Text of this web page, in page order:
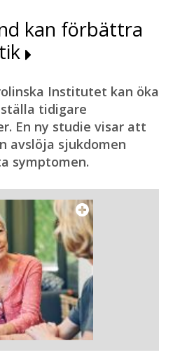
kan förbättra
Institutet kan öka
tidigare
En ny studie visar att
avslöja sjukdomen
symptomen.